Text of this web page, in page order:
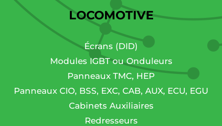
LOCOMOTIVE
Écrans (DID)
Modules IGBT ou Onduleurs
Panneaux TMC, HEP
Panneaux CIO, BSS, EXC, CAB, AUX, ECU, EGU
Cabinets Auxiliaires
Redresseurs